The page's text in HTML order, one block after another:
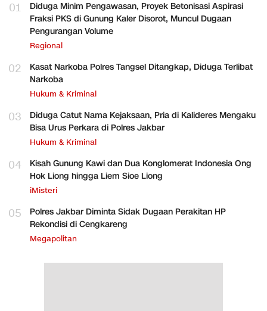
01
Diduga Minim Pengawasan, Proyek Betonisasi Aspirasi
Fraksi PKS di Gunung Kaler Disorot, Muncul Dugaan
Pengurangan Volume
Regional
02
Kasat Narkoba Polres Tangsel Ditangkap, Diduga Terlibat
Narkoba
Hukum & Kriminal
03
Diduga Catut Nama Kejaksaan, Pria di Kalideres Mengaku
Bisa Urus Perkara di Polres Jakbar
Hukum & Kriminal
04
Kisah Gunung Kawi dan Dua Konglomerat Indonesia Ong
Hok Liong hingga Liem Sioe Liong
iMisteri
05
Polres Jakbar Diminta Sidak Dugaan Perakitan HP
Rekondisi di Cengkareng
Megapolitan